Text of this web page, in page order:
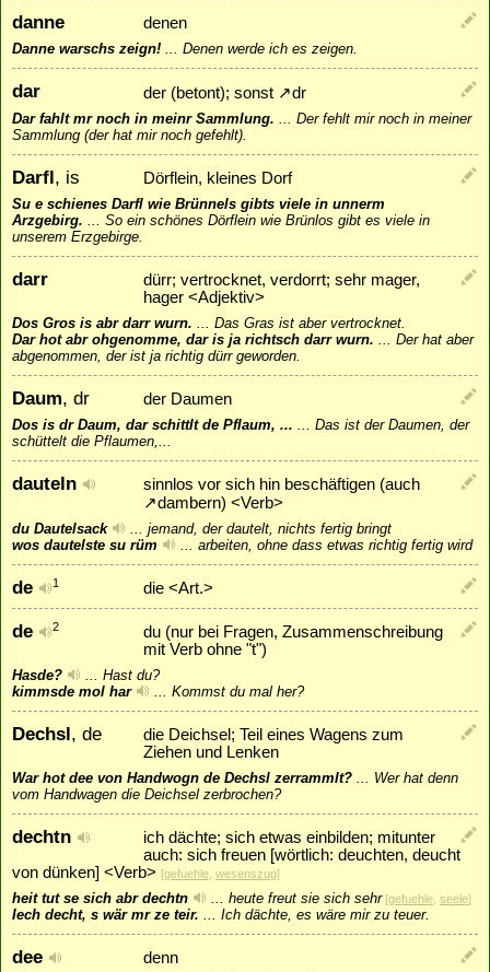
danne denen
Danne warschs zeign! Denen werde ich es zeigen.
dar der (betont); sonst ↗dr
Dar fahlt mr noch in meinr Sammlung.
Der fehlt mir noch in meiner
Sammlung (der hat mir noch gefehlt).
Darfl, is Dörflein, kleines Dorf
Su e schienes Darfl wie Brünnels gibts viele in unnerm
Arzgebirg.
So ein schönes Dörflein wie Brünlos gibt es viele in
unserem Erzgebirge.
darr
dürr; vertrocknet, verdorrt; sehr mager,
hager <Adjektiv>
Dos Gros is abr darr wurn.
Das Gras ist aber vertrocknet.
Dar hot abr ohgenomme, dar is ja richtsch darr wurn.
Der hat aber
abgenommen, der ist ja richtig dürr geworden.
Daum, dr der Daumen
Dos is dr Daum, dar schittlt de Pflaum, ...
Das ist der Daumen, der
schüttelt die Pflaumen,...
dauteln
sinnlos vor sich hin beschäftigen (auch
↗dambern) <Verb>
du Dautelsack
jemand, der dautelt, nichts fertig bringt
wos dautelste su rüm
arbeiten, ohne dass etwas richtig fertig wird
de 1 die <Art.>
de 2
du (nur bei Fragen, Zusammenschreibung
mit Verb ohne "t")
Hasde?
Hast du?
kimmsde mol har
Kommst du mal her?
Dechsl, de
die Deichsel; Teil eines Wagens zum
Ziehen und Lenken
War hot dee von Handwogn de Dechsl zerrammlt?
Wer hat denn
vom Handwagen die Deichsel zerbrochen?
dechtn
ich dächte; sich etwas einbilden; mitunter
auch: sich freuen [wörtlich: deuchten, deucht
von dünken] <Verb> [gefuehle wesenszug]
heit tut se sich abr dechtn heute freut sie sich sehr[gefuehle seele]
Iech decht, s wär mr ze teir. Ich dächte, es wäre mir zu teuer.
dee denn